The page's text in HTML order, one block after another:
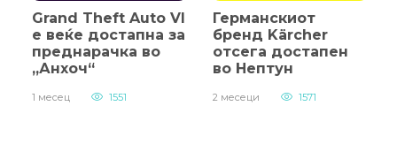
Grand Theft Auto VI
е веќе достапна за
преднарачка во
„Анхоч“
1 месец 1551
Германскиот
бренд Kärcher
отсега достапен
во Нептун
2 месеци 1571